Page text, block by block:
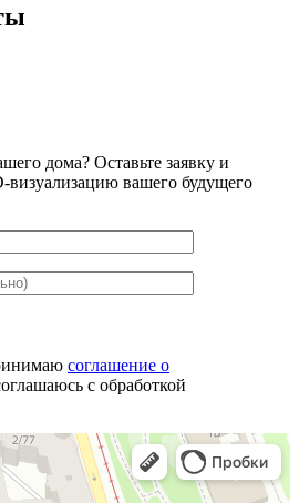
дома? Оставьте заявку и
визуализацию вашего будущего
соглашение о
с обработкой